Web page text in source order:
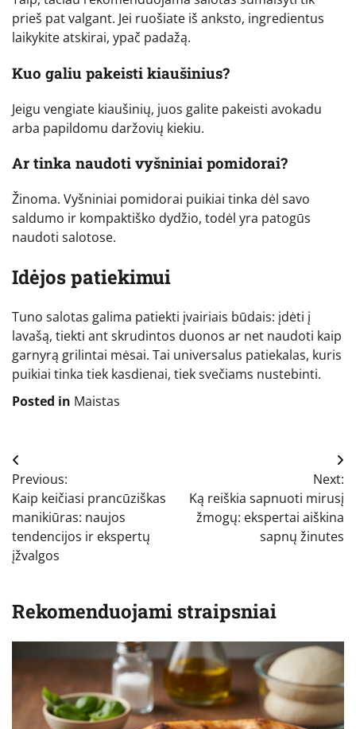
prieš pat valgant. Jei ruošiate iš anksto, ingredientus
laikykite atskirai, ypač padažą.
Kuo galiu pakeisti kiaušinius?
Jeigu vengiate kiaušinių, juos galite pakeisti avokadu
arba papildomu daržovių kiekiu.
Ar tinka naudoti vyšniniai pomidorai?
Žinoma. Vyšniniai pomidorai puikiai tinka dėl savo
saldumo ir kompaktiško dydžio, todėl yra patogūs
naudoti salotose.
Idėjos patiekimui
Tuno salotas galima patiekti įvairiais būdais: įdėti į
lavašą, tiekti ant skrudintos duonos ar net naudoti kaip
garnyrą grilintai mėsai. Tai universalus patiekalas, kuris
puikiai tinka tiek kasdienai, tiek svečiams nustebinti.
Posted in Maistas
Navigacija
tarp
įrašų
Previous:
Kaip keičiasi prancūziškas
manikiūras: naujos
tendencijos ir ekspertų
įžvalgos
Next:
Ką reiškia sapnuoti mirusį
žmogų: ekspertai aiškina
sapnų žinutes
Rekomenduojami straipsniai